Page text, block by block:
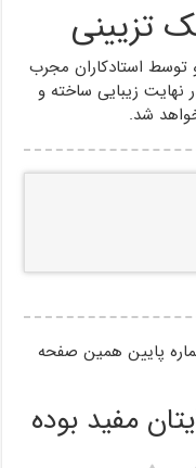
تزیینی
استادکاران مجرب
نهایت زیبایی ساخته و
شد.
پایین همین صفحه
مفید بوده